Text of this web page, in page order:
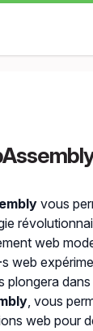
vous
web
web
plongera
, vous
web pour